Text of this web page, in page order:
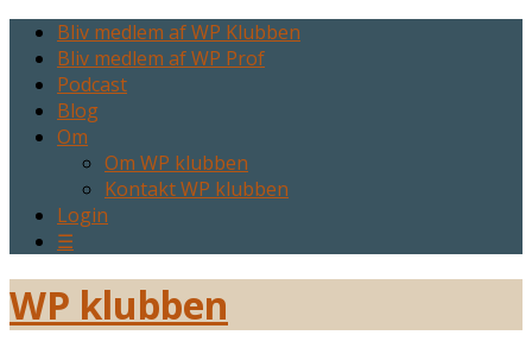
Bliv medlem af WP Klubben
Bliv medlem af WP Prof
Podcast
Blog
Om
Om WP klubben
Kontakt WP klubben
Login
☰
WP klubben